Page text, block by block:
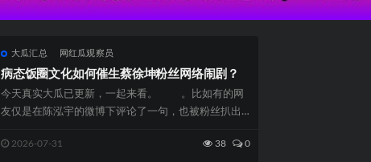
大瓜汇总 网红瓜观察员
病态饭圈文化如何催生蔡徐坤粉丝网络闹剧？
今天真实大瓜已更新，一起来看。 。比如有的网
友仅是在陈泓宇的微博下评论了一句，也被粉丝扒出
2026-07-31 38 0